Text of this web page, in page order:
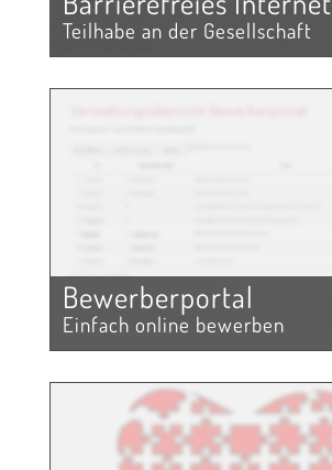
Teilhabe an der Gesellschaft
Bewerberportal
Einfach online bewerben